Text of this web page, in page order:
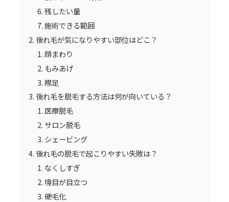
残したい量
施術できる範囲
後れ毛が気になりやすい部位はどこ？
顔まわり
もみあげ
襟足
後れ毛を脱毛する方法は何が向いている？
医療脱毛
サロン脱毛
シェービング
後れ毛の脱毛で起こりやすい失敗は？
なくしすぎ
境目が目立つ
硬毛化